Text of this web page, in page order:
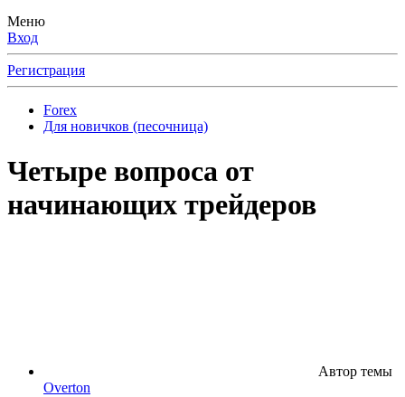
Меню
Вход
Регистрация
Forex
Для новичков (песочница)
Четыре вопроса от
начинающих трейдеров
Автор темы
Overton